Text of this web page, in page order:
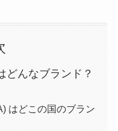
どんなブランド？
はどこの国のブラン